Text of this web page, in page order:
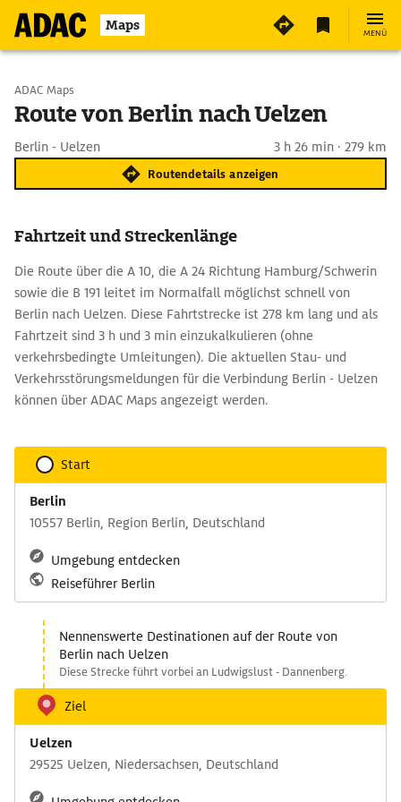
Maps MENÜ
Start wählen
ADAC Maps
Route von Berlin nach Uelzen
Berlin - Uelzen 3 h 26 min · 279 km
Routendetails anzeigen
Fahrtzeit und Streckenlänge
Die Route über die A 10, die A 24 Richtung Hamburg/Schwerin
sowie die B 191 leitet im Normalfall möglichst schnell von
Berlin nach Uelzen. Diese Fahrtstrecke ist 278 km lang und als
Fahrtzeit sind 3 h und 3 min einzukalkulieren (ohne
verkehrsbedingte Umleitungen). Die aktuellen Stau- und
Verkehrsstörungsmeldungen für die Verbindung Berlin - Uelzen
können über ADAC Maps angezeigt werden.
Start
Berlin
10557 Berlin, Region Berlin, Deutschland
Umgebung entdecken
Reiseführer Berlin
Nennenswerte Destinationen auf der Route von
Berlin nach Uelzen
Diese Strecke führt vorbei an Ludwigslust - Dannenberg.
Ziel
Uelzen
29525 Uelzen, Niedersachsen, Deutschland